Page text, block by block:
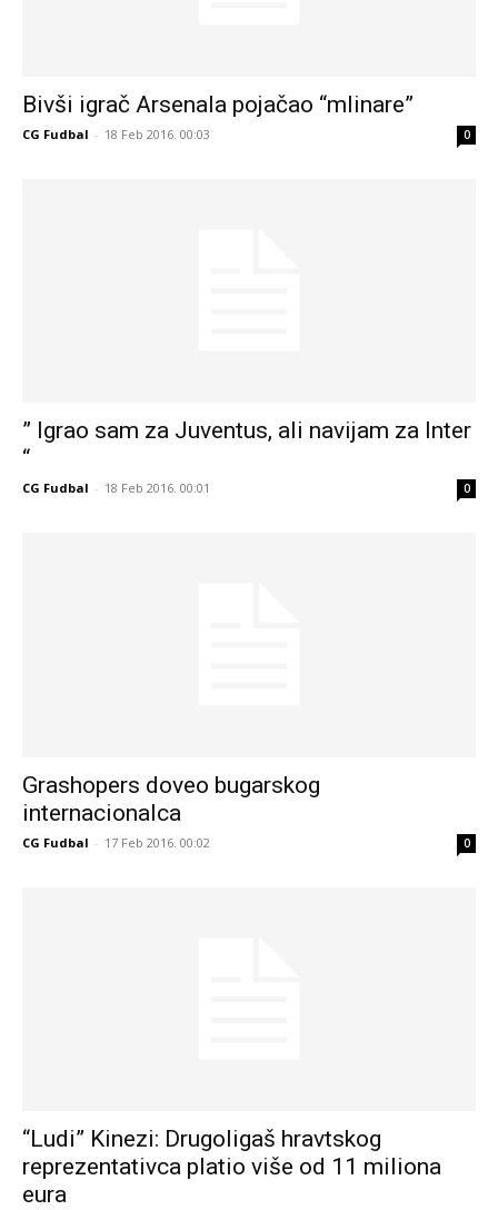
Bivši igrač Arsenala pojačao “mlinare”
CG Fudbal - 18 Feb 2016. 00:03 0
” Igrao sam za Juventus, ali navijam za Inter
“
CG Fudbal - 18 Feb 2016. 00:01 0
Grashopers doveo bugarskog
internacionalca
CG Fudbal - 17 Feb 2016. 00:02 0
“Ludi” Kinezi: Drugoligaš hravtskog
reprezentativca platio više od 11 miliona
eura